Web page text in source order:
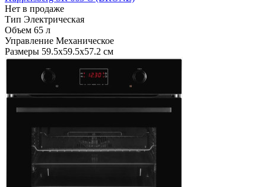
Нет в продаже
Тип Электрическая
Объем 65 л
Управление Механическое
Размеры 59.5х59.5х57.2 см